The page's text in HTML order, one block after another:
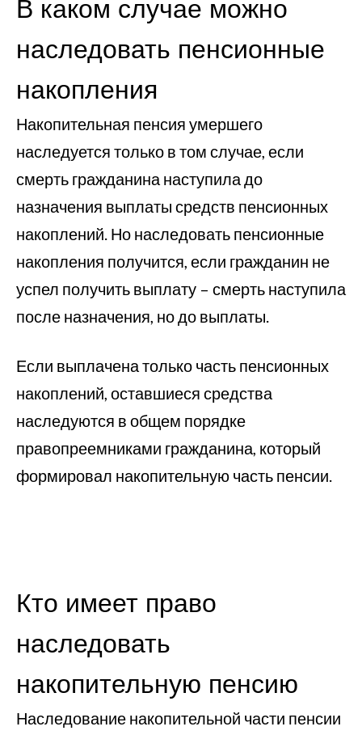
В каком случае можно
наследовать пенсионные
накопления
Накопительная пенсия умершего
наследуется только в том случае, если
смерть гражданина наступила до
назначения выплаты средств пенсионных
накоплений. Но наследовать пенсионные
накопления получится, если гражданин не
успел получить выплату – смерть наступила
после назначения, но до выплаты.
Если выплачена только часть пенсионных
накоплений, оставшиеся средства
наследуются в общем порядке
правопреемниками гражданина, который
формировал накопительную часть пенсии.
Кто имеет право
наследовать
накопительную пенсию
Наследование накопительной части пенсии